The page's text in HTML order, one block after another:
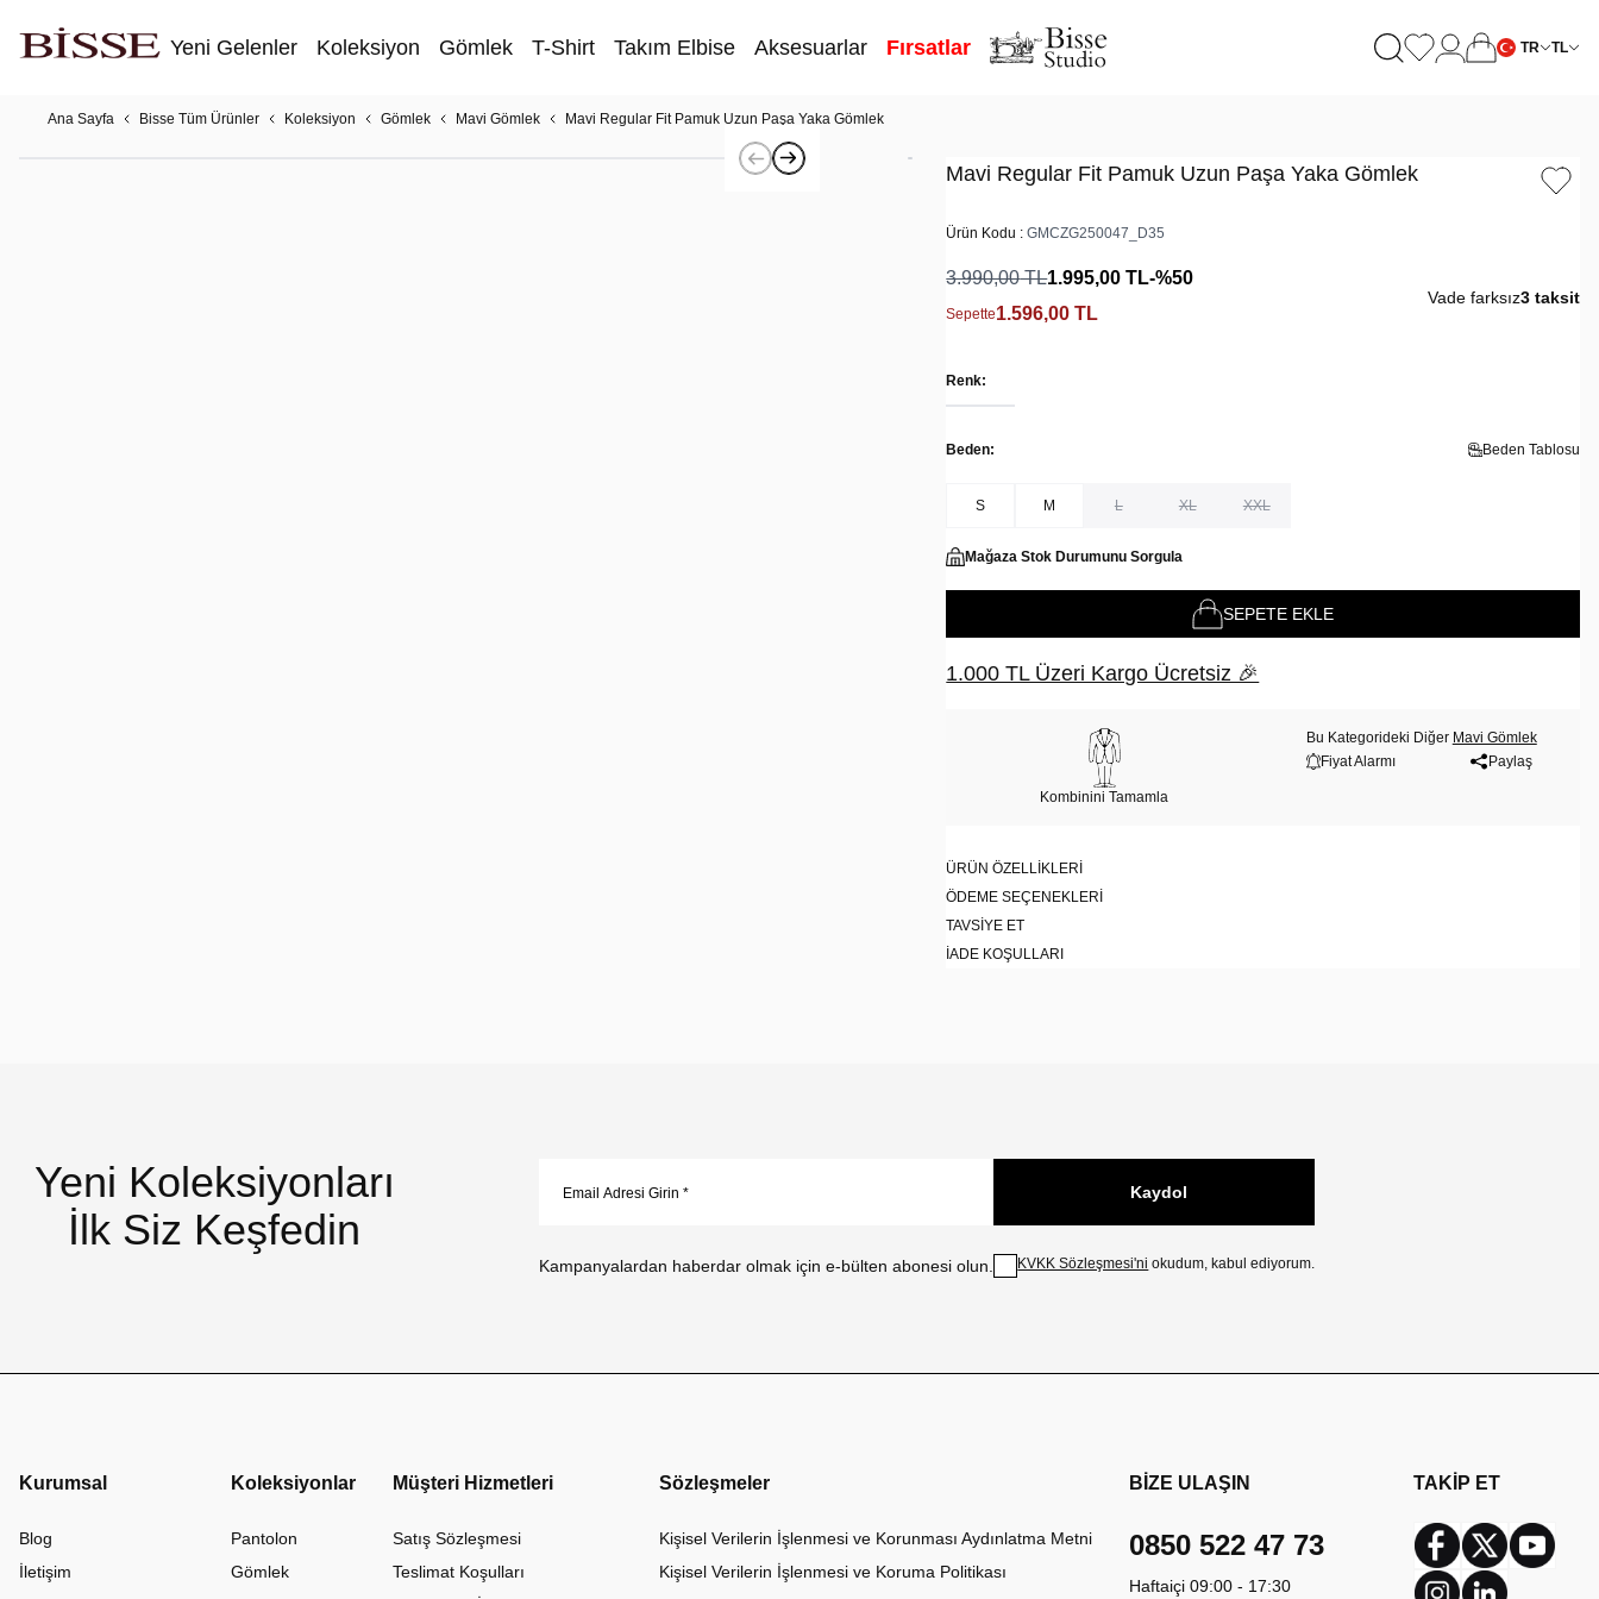
Yeni Gelenler Koleksiyon Gömlek T-Shirt Takım Elbise Aksesuarlar Fırsatlar TR TL
Ana Sayfa Bisse Tüm Ürünler Koleksiyon Gömlek Mavi Gömlek Mavi Regular Fit Pamuk Uzun Paşa Yaka Gömlek
Mavi Regular Fit Pamuk Uzun Paşa Yaka Gömlek
Ürün Kodu :GMCZG250047_D35
3.990,00TL1.995,00 TL-%50
Sepette1.596,00 TL
Vade farksız3 taksit
Renk:
Beden: Beden Tablosu
S M L XL XXL
Mağaza Stok Durumunu Sorgula
SEPETE EKLE
1.000 TL Üzeri Kargo Ücretsiz 🎉
Kombinini Tamamla
Bu Kategorideki Diğer Mavi Gömlek
Fiyat Alarmı
Paylaş
ÜRÜN ÖZELLIKLERI
ÖDEME SEÇENEKLERI
TAVSIYE ET
İADE KOŞULLARI
Yeni Koleksiyonları
İlk Siz Keşfedin
Kampanyalardan haberdar olmak için e-bülten abonesi olun.
Kaydol
KVKK Sözleşmesi'ni okudum, kabul ediyorum.
Kurumsal
Blog
İletişim
Koleksiyonlar
Pantolon
Gömlek
Müşteri Hizmetleri
Satış Sözleşmesi
Teslimat Koşulları
Sözleşmeler
Kişisel Verilerin İşlenmesi ve Korunması Aydınlatma Metni
Kişisel Verilerin İşlenmesi ve Koruma Politikası
BİZE ULAŞIN
0850 522 47 73
Haftaiçi 09:00 - 17:30
TAKİP ET
Facebook
Twitter